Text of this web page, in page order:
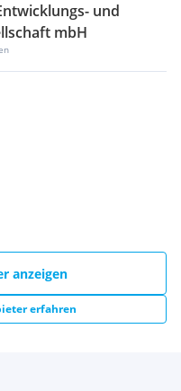
und
mbH
anzeigen
erfahren